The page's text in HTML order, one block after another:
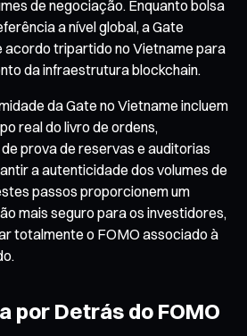
de negociação. Enquanto bolsa
a nível global, a Gate
acordo tripartido no Vietname para
da infraestrutura blockchain.
da Gate no Vietname incluem
real do livro de ordens,
prova de reservas e auditorias
a autenticidade dos volumes de
passos proporcionem um
mais seguro para os investidores,
totalmente o FOMO associado à
por Detrás do FOMO